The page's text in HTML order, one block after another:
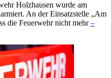
Holzhausen wurde am
An der Einsatzstelle „Am
die Feuerwehr nicht mehr–